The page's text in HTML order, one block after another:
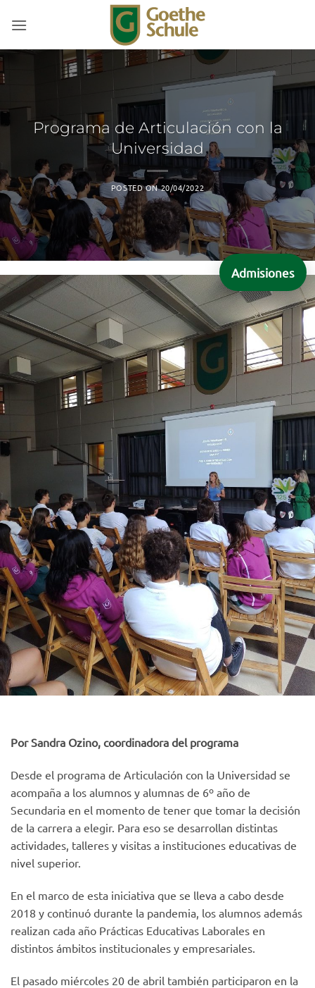
Programa de Articulación con la
Universidad
POSTED ON20/04/2022
Por Sandra Ozino, coordinadora del programa
Desde el programa de Articulación con la Universidad se
acompaña a los alumnos y alumnas de 6º año de
Secundaria en el momento de tener que tomar la decisión
de la carrera a elegir. Para eso se desarrollan distintas
actividades, talleres y visitas a instituciones educativas de
nivel superior.
En el marco de esta iniciativa que se lleva a cabo desde
2018 y continuó durante la pandemia, los alumnos además
realizan cada año Prácticas Educativas Laborales en
distintos ámbitos institucionales y empresariales.
El pasado miércoles 20 de abril también participaron en la
Admisiones